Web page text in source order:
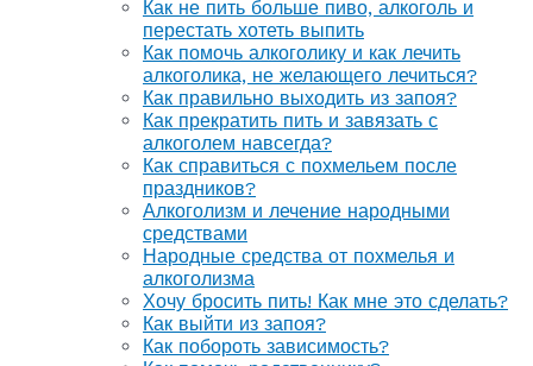
Как не пить больше пиво, алкоголь и
перестать хотеть выпить
Как помочь алкоголику и как лечить
алкоголика, не желающего лечиться?
Как правильно выходить из запоя?
Как прекратить пить и завязать с
алкоголем навсегда?
Как справиться с похмельем после
праздников?
Алкоголизм и лечение народными
средствами
Народные средства от похмелья и
алкоголизма
Хочу бросить пить! Как мне это сделать?
Как выйти из запоя?
Как побороть зависимость?